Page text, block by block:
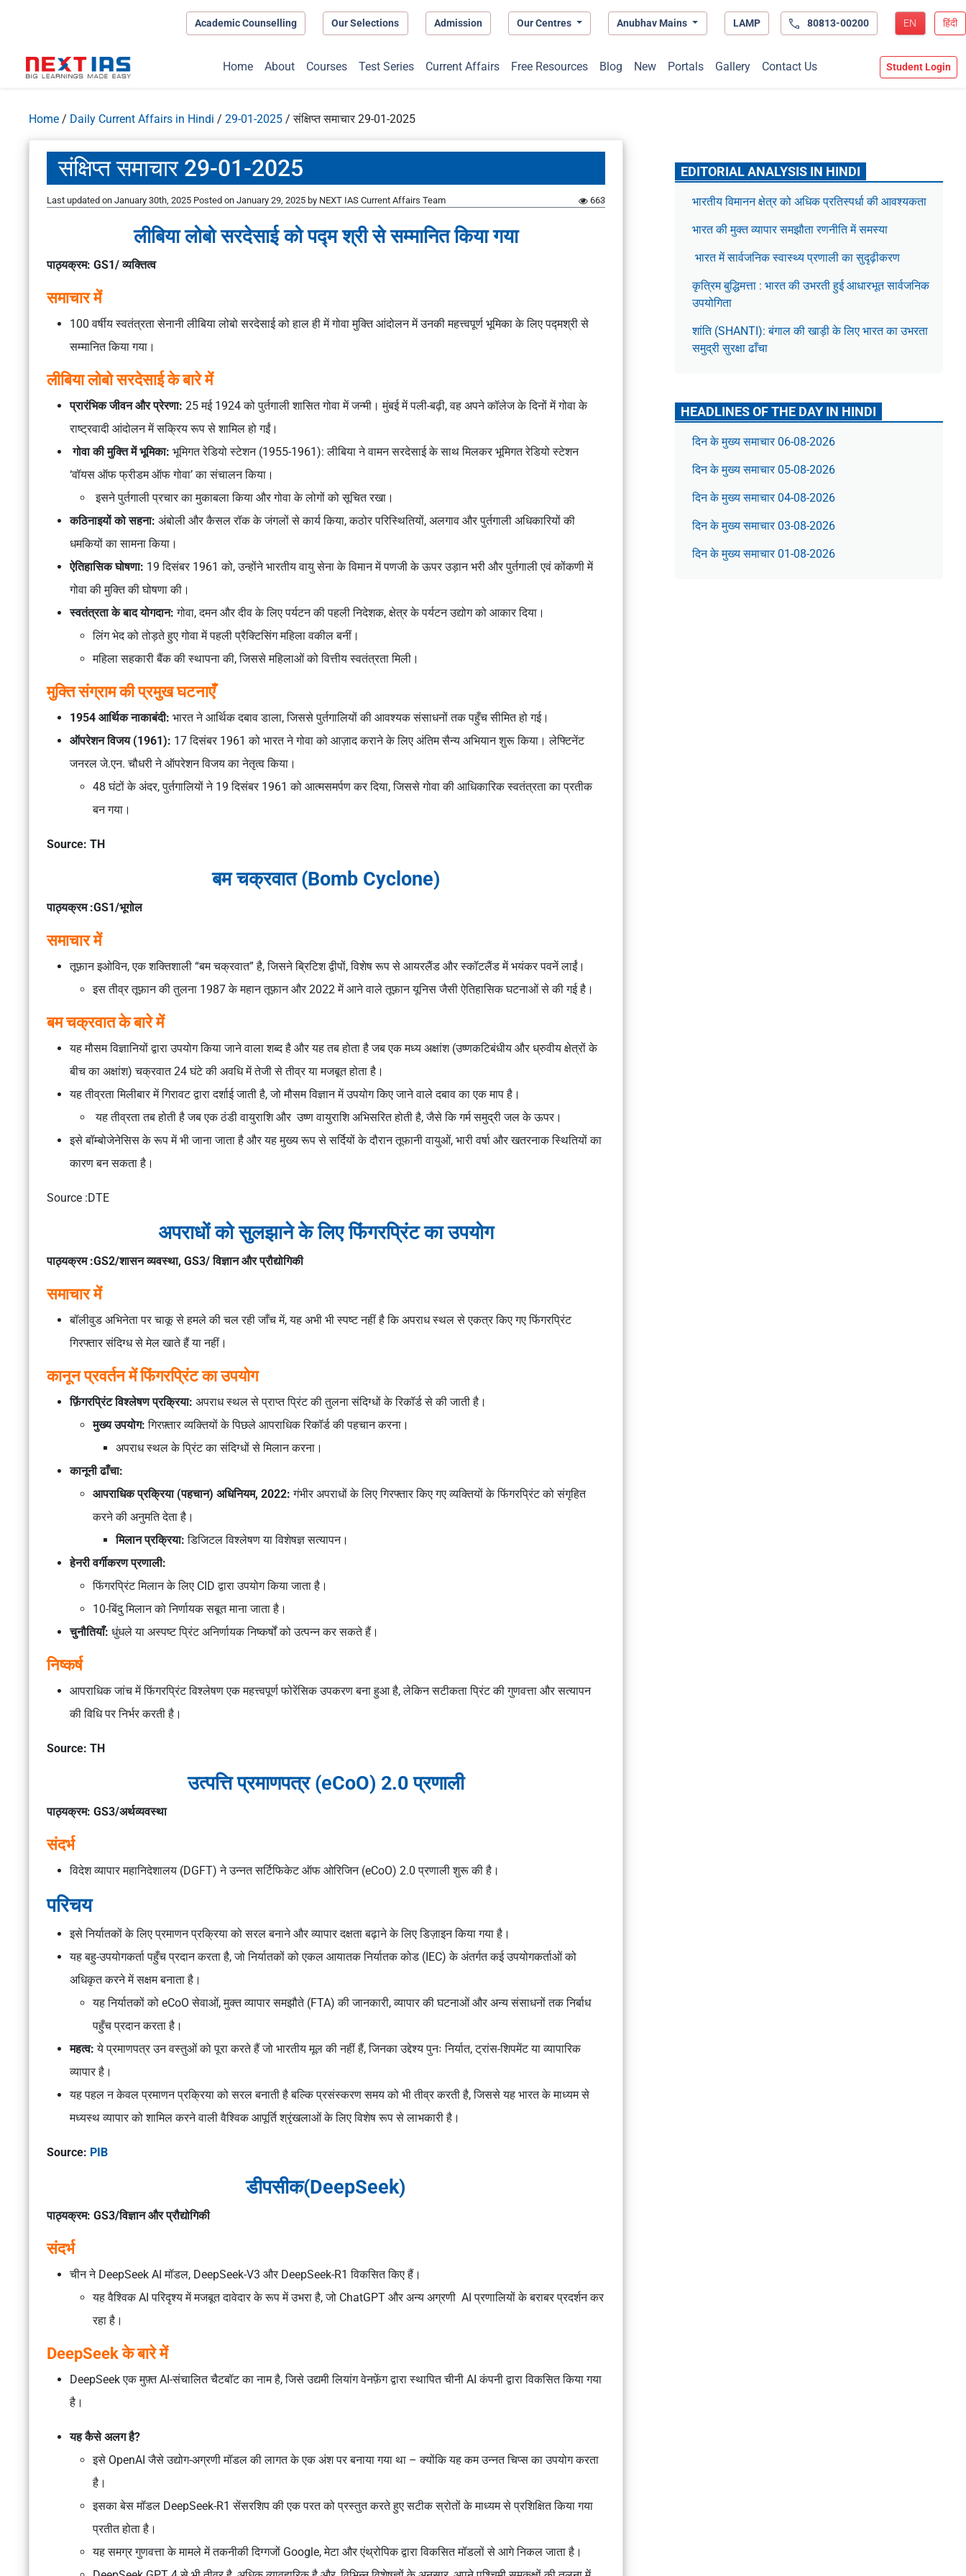
Academic Counselling Our Selections Admission Our Centres Anubhav Mains LAMP 80813-00200 EN हिंदी
Home About Courses Test Series Current Affairs Free Resources Blog New Portals Gallery Contact Us Student Login
Home / Daily Current Affairs in Hindi / 29-01-2025 /संक्षिप्त समाचार 29-01-2025
संक्षिप्त समाचार 29-01-2025
Last updated on January 30th, 2025 Posted on January 29, 2025 by NEXT IAS Current Affairs Team 663
लीबिया लोबो सरदेसाई को पद्म श्री से सम्मानित किया गया
पाठ्यक्रम: GS1/ व्यक्तित्व
समाचार में
100 वर्षीय स्वतंत्रता सेनानी लीबिया लोबो सरदेसाई को हाल ही में गोवा मुक्ति आंदोलन में उनकी महत्त्वपूर्ण भूमिका के लिए पद्मश्री से
सम्मानित किया गया।
लीबिया लोबो सरदेसाई के बारे में
प्रारंभिक जीवन और प्रेरणा: 25 मई 1924 को पुर्तगाली शासित गोवा में जन्मी। मुंबई में पली-बढ़ी, वह अपने कॉलेज के दिनों में गोवा के
राष्ट्रवादी आंदोलन में सक्रिय रूप से शामिल हो गईं।
गोवा की मुक्ति में भूमिका: भूमिगत रेडियो स्टेशन (1955-1961): लीबिया ने वामन सरदेसाई के साथ मिलकर भूमिगत रेडियो स्टेशन
‘वॉयस ऑफ फ्रीडम ऑफ गोवा’ का संचालन किया।
इसने पुर्तगाली प्रचार का मुकाबला किया और गोवा के लोगों को सूचित रखा।
कठिनाइयों को सहना: अंबोली और कैसल रॉक के जंगलों से कार्य किया, कठोर परिस्थितियों, अलगाव और पुर्तगाली अधिकारियों की
धमकियों का सामना किया।
ऐतिहासिक घोषणा: 19 दिसंबर 1961 को, उन्होंने भारतीय वायु सेना के विमान में पणजी के ऊपर उड़ान भरी और पुर्तगाली एवं कोंकणी में
गोवा की मुक्ति की घोषणा की।
स्वतंत्रता के बाद योगदान: गोवा, दमन और दीव के लिए पर्यटन की पहली निदेशक, क्षेत्र के पर्यटन उद्योग को आकार दिया।
लिंग भेद को तोड़ते हुए गोवा में पहली प्रैक्टिसिंग महिला वकील बनीं।
महिला सहकारी बैंक की स्थापना की, जिससे महिलाओं को वित्तीय स्वतंत्रता मिली।
मुक्ति संग्राम की प्रमुख घटनाएँ
1954 आर्थिक नाकाबंदी: भारत ने आर्थिक दबाव डाला, जिससे पुर्तगालियों की आवश्यक संसाधनों तक पहुँच सीमित हो गई।
ऑपरेशन विजय (1961): 17 दिसंबर 1961 को भारत ने गोवा को आज़ाद कराने के लिए अंतिम सैन्य अभियान शुरू किया। लेफ्टिनेंट
जनरल जे.एन. चौधरी ने ऑपरेशन विजय का नेतृत्व किया।
48 घंटों के अंदर, पुर्तगालियों ने 19 दिसंबर 1961 को आत्मसमर्पण कर दिया, जिससे गोवा की आधिकारिक स्वतंत्रता का प्रतीक
बन गया।
Source: TH
बम चक्रवात (Bomb Cyclone)
पाठ्यक्रम :GS1/भूगोल
समाचार में
तूफ़ान इओविन, एक शक्तिशाली “बम चक्रवात” है, जिसने ब्रिटिश द्वीपों, विशेष रूप से आयरलैंड और स्कॉटलैंड में भयंकर पवनें लाईं।
इस तीव्र तूफ़ान की तुलना 1987 के महान तूफ़ान और 2022 में आने वाले तूफ़ान यूनिस जैसी ऐतिहासिक घटनाओं से की गई है।
बम चक्रवात के बारे में
यह मौसम विज्ञानियों द्वारा उपयोग किया जाने वाला शब्द है और यह तब होता है जब एक मध्य अक्षांश (उष्णकटिबंधीय और ध्रुवीय क्षेत्रों के
बीच का अक्षांश) चक्रवात 24 घंटे की अवधि में तेजी से तीव्र या मजबूत होता है।
यह तीव्रता मिलीबार में गिरावट द्वारा दर्शाई जाती है, जो मौसम विज्ञान में उपयोग किए जाने वाले दबाव का एक माप है।
यह तीव्रता तब होती है जब एक ठंडी वायुराशि और उष्ण वायुराशि अभिसरित होती है, जैसे कि गर्म समुद्री जल के ऊपर।
इसे बॉम्बोजेनेसिस के रूप में भी जाना जाता है और यह मुख्य रूप से सर्दियों के दौरान तूफानी वायुओं, भारी वर्षा और खतरनाक स्थितियों का
कारण बन सकता है।
Source :DTE
अपराधों को सुलझाने के लिए फिंगरप्रिंट का उपयोग
पाठ्यक्रम :GS2/शासन व्यवस्था, GS3/ विज्ञान और प्रौद्योगिकी
समाचार में
बॉलीवुड अभिनेता पर चाकू से हमले की चल रही जाँच में, यह अभी भी स्पष्ट नहीं है कि अपराध स्थल से एकत्र किए गए फिंगरप्रिंट
गिरफ्तार संदिग्ध से मेल खाते हैं या नहीं।
कानून प्रवर्तन में फिंगरप्रिंट का उपयोग
फ़िंगरप्रिंट विश्लेषण प्रक्रिया: अपराध स्थल से प्राप्त प्रिंट की तुलना संदिग्धों के रिकॉर्ड से की जाती है।
मुख्य उपयोग: गिरफ़्तार व्यक्तियों के पिछले आपराधिक रिकॉर्ड की पहचान करना।
अपराध स्थल के प्रिंट का संदिग्धों से मिलान करना।
कानूनी ढाँचा:
आपराधिक प्रक्रिया (पहचान) अधिनियम, 2022:गंभीर अपराधों के लिए गिरफ्तार किए गए व्यक्तियों के फिंगरप्रिंट को संगृहित
करने की अनुमति देता है।
मिलान प्रक्रिया:डिजिटल विश्लेषण या विशेषज्ञ सत्यापन।
हेनरी वर्गीकरण प्रणाली:
फिंगरप्रिंट मिलान के लिए CID द्वारा उपयोग किया जाता है।
10-बिंदु मिलान को निर्णायक सबूत माना जाता है।
चुनौतियाँ: धुंधले या अस्पष्ट प्रिंट अनिर्णायक निष्कर्षों को उत्पन्न कर सकते हैं।
निष्कर्ष
आपराधिक जांच में फिंगरप्रिंट विश्लेषण एक महत्त्वपूर्ण फोरेंसिक उपकरण बना हुआ है, लेकिन सटीकता प्रिंट की गुणवत्ता और सत्यापन
की विधि पर निर्भर करती है।
Source: TH
उत्पत्ति प्रमाणपत्र (eCoO) 2.0 प्रणाली
पाठ्यक्रम: GS3/अर्थव्यवस्था
संदर्भ
विदेश व्यापार महानिदेशालय (DGFT) ने उन्नत सर्टिफिकेट ऑफ ओरिजिन (eCoO) 2.0 प्रणाली शुरू की है।
परिचय
इसे निर्यातकों के लिए प्रमाणन प्रक्रिया को सरल बनाने और व्यापार दक्षता बढ़ाने के लिए डिज़ाइन किया गया है।
यह बहु-उपयोगकर्ता पहुँच प्रदान करता है, जो निर्यातकों को एकल आयातक निर्यातक कोड (IEC) के अंतर्गत कई उपयोगकर्ताओं को
अधिकृत करने में सक्षम बनाता है।
यह निर्यातकों को eCoO सेवाओं, मुक्त व्यापार समझौते (FTA) की जानकारी, व्यापार की घटनाओं और अन्य संसाधनों तक निर्बाध
पहुँच प्रदान करता है।
महत्व:ये प्रमाणपत्र उन वस्तुओं को पूरा करते हैं जो भारतीय मूल की नहीं हैं, जिनका उद्देश्य पुनः निर्यात, ट्रांस-शिपमेंट या व्यापारिक
व्यापार है।
यह पहल न केवल प्रमाणन प्रक्रिया को सरल बनाती है बल्कि प्रसंस्करण समय को भी तीव्र करती है, जिससे यह भारत के माध्यम से
मध्यस्थ व्यापार को शामिल करने वाली वैश्विक आपूर्ति श्रृंखलाओं के लिए विशेष रूप से लाभकारी है।
Source: PIB
डीपसीक(DeepSeek)
पाठ्यक्रम: GS3/विज्ञान और प्रौद्योगिकी
संदर्भ
चीन ने DeepSeek AI मॉडल, DeepSeek-V3 और DeepSeek-R1 विकसित किए हैं।
यह वैश्विक AI परिदृश्य में मजबूत दावेदार के रूप में उभरा है, जो ChatGPT और अन्य अग्रणी AI प्रणालियों के बराबर प्रदर्शन कर
रहा है।
DeepSeek के बारे में
DeepSeek एक मुफ़्त AI-संचालित चैटबॉट का नाम है, जिसे उद्यमी लियांग वेनफ़ेंग द्वारा स्थापित चीनी AI कंपनी द्वारा विकसित किया गया
है।
यह कैसे अलग है?
इसे OpenAI जैसे उद्योग-अग्रणी मॉडल की लागत के एक अंश पर बनाया गया था – क्योंकि यह कम उन्नत चिप्स का उपयोग करता
है।
इसका बेस मॉडल DeepSeek-R1 सेंसरशिप की एक परत को प्रस्तुत करते हुए सटीक स्रोतों के माध्यम से प्रशिक्षित किया गया
प्रतीत होता है।
यह समग्र गुणवत्ता के मामले में तकनीकी दिग्गजों Google, मेटा और एंथ्रोपिक द्वारा विकसित मॉडलों से आगे निकल जाता है।
EDITORIAL ANALYSIS IN HINDI
भारतीय विमानन क्षेत्र को अधिक प्रतिस्पर्धा की आवश्यकता
भारत की मुक्त व्यापार समझौता रणनीति में समस्या
भारत में सार्वजनिक स्वास्थ्य प्रणाली का सुदृढ़ीकरण
कृत्रिम बुद्धिमत्ता : भारत की उभरती हुई आधारभूत सार्वजनिक
उपयोगिता
शांति (SHANTI): बंगाल की खाड़ी के लिए भारत का उभरता
समुद्री सुरक्षा ढाँचा
HEADLINES OF THE DAY IN HINDI
दिन के मुख्य समाचार 06-08-2026
दिन के मुख्य समाचार 05-08-2026
दिन के मुख्य समाचार 04-08-2026
दिन के मुख्य समाचार 03-08-2026
दिन के मुख्य समाचार 01-08-2026